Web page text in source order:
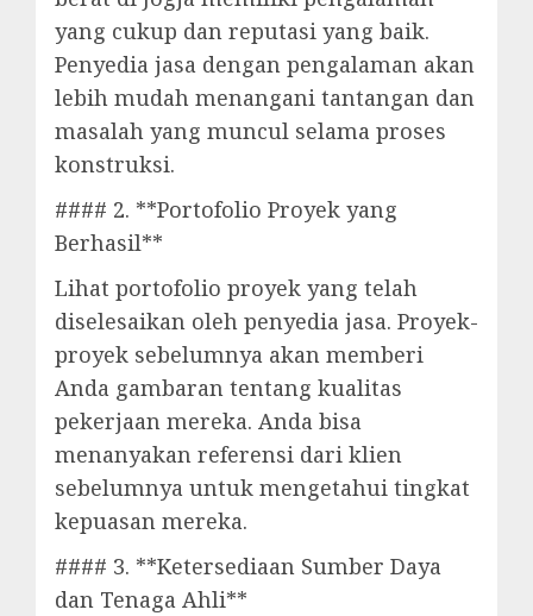
yang cukup dan reputasi yang baik.
Penyedia jasa dengan pengalaman akan
lebih mudah menangani tantangan dan
masalah yang muncul selama proses
konstruksi.
#### 2. **Portofolio Proyek yang
Berhasil**
Lihat portofolio proyek yang telah
diselesaikan oleh penyedia jasa. Proyek-
proyek sebelumnya akan memberi
Anda gambaran tentang kualitas
pekerjaan mereka. Anda bisa
menanyakan referensi dari klien
sebelumnya untuk mengetahui tingkat
kepuasan mereka.
#### 3. **Ketersediaan Sumber Daya
dan Tenaga Ahli**